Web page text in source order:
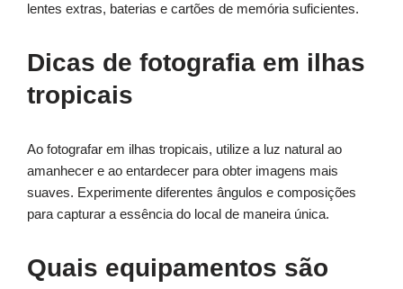
lentes extras, baterias e cartões de memória suficientes.
Dicas de fotografia em ilhas
tropicais
Ao fotografar em ilhas tropicais, utilize a luz natural ao
amanhecer e ao entardecer para obter imagens mais
suaves. Experimente diferentes ângulos e composições
para capturar a essência do local de maneira única.
Quais equipamentos são